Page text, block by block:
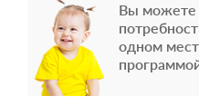
Вы можете
одном